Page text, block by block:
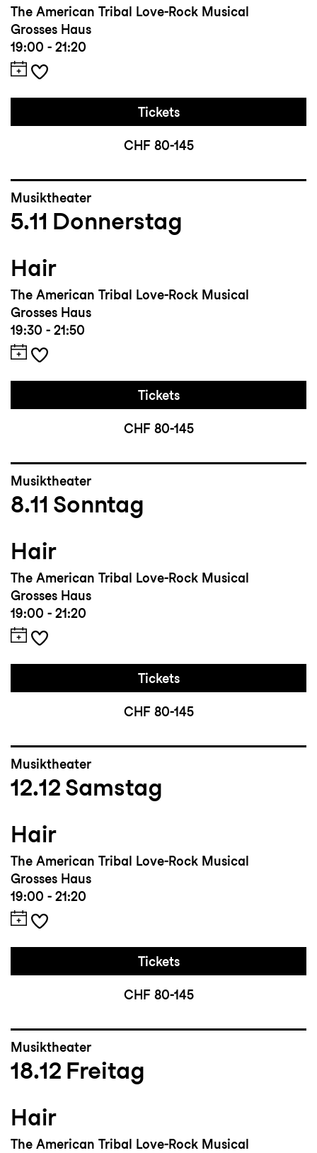
The American Tribal Love-Rock Musical
Grosses Haus
19:00 - 21:20
Tickets
CHF 80-145
Musiktheater
5.11 Donnerstag
Hair
The American Tribal Love-Rock Musical
Grosses Haus
19:30 - 21:50
Tickets
CHF 80-145
Musiktheater
8.11 Sonntag
Hair
The American Tribal Love-Rock Musical
Grosses Haus
19:00 - 21:20
Tickets
CHF 80-145
Musiktheater
12.12 Samstag
Hair
The American Tribal Love-Rock Musical
Grosses Haus
19:00 - 21:20
Tickets
CHF 80-145
Musiktheater
18.12 Freitag
Hair
The American Tribal Love-Rock Musical